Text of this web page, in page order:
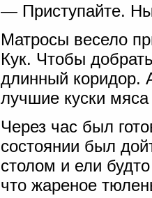
— Приступайте.
Матросы весело
Кук. Чтобы
длинный коридор.
лучшие куски
Через час был
состоянии был
столом и ели
что жареное